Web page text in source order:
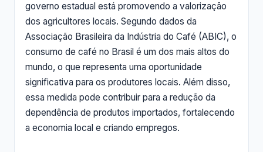
governo estadual está promovendo a valorização
dos agricultores locais. Segundo dados da
Associação Brasileira da Indústria do Café (ABIC), o
consumo de café no Brasil é um dos mais altos do
mundo, o que representa uma oportunidade
significativa para os produtores locais. Além disso,
essa medida pode contribuir para a redução da
dependência de produtos importados, fortalecendo
a economia local e criando empregos.